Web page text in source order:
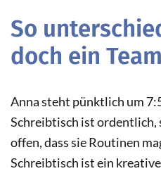
So
doch ein Team
Anna steht pünktlich um
Schreibtisch ist ordentlich,
offen, dass sie Routinen
Schreibtisch ist ein